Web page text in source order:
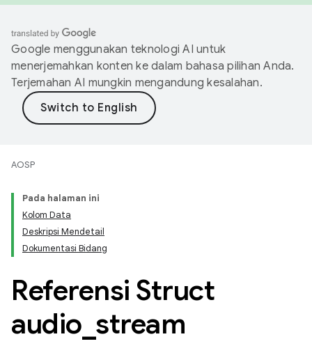
Google menggunakan teknologi AI untuk
menerjemahkan konten ke dalam bahasa pilihan Anda.
Terjemahan AI mungkin mengandung kesalahan.
AOSP
Pada halaman ini
Kolom Data
Deskripsi Mendetail
Dokumentasi Bidang
Referensi Struct
audio stream